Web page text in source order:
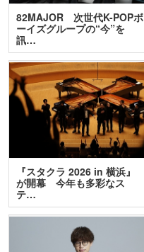
82MAJOR 次世代K-POPボ
ーイズグループの“今”を
訊…
『スタクラ 2026 in 横浜』
が開幕 今年も多彩なス
テ…